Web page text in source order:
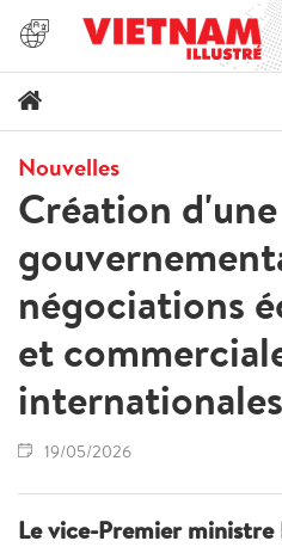
Nouvelles
Création
négociations
et
internationales
19/05/2026
Le vice-Premier ministre